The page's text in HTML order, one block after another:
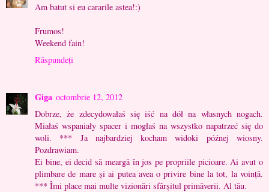
Am batut si eu cararile astea!:)
Frumos!
Weekend fain!
Răspundeți
Giga octombrie 12, 2012
Dobrze, że zdecydowałaś się iść na dół na własnych nogach.
Miałaś wspaniały spacer i mogłaś na wszystko napatrzeć się do
woli. *** Ja najbardziej kocham widoki późnej wiosny.
Pozdrawiam.
Ei bine, ei decid să meargă în jos pe propriile picioare. Ai avut o
plimbare de mare și ai putea avea o privire bine la tot, la voință.
*** Îmi place mai multe vizionări sfârșitul primăverii. Al tău.